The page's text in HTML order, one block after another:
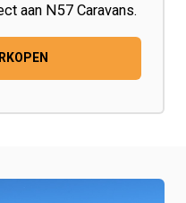
aan N57 Caravans.